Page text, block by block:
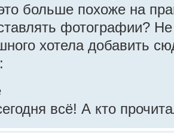
больше похоже на
фотографии? Не
хотела добавить
всё! А кто